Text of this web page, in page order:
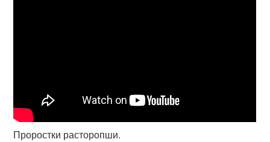
Проростки расторопши.